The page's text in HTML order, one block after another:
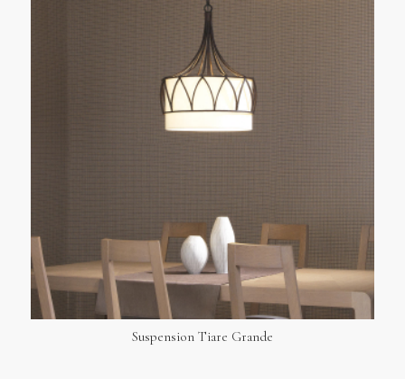
Suspension Tiare Grande